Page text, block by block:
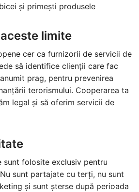
și primești produsele
limite
cer ca furnizorii de servicii de
să identifice clienții care fac
prag, pentru prevenirea
terorismului. Cooperarea ta
legal și să oferim servicii de
sunt folosite exclusiv pentru
sunt partajate cu terți, nu sunt
și sunt șterse după perioada